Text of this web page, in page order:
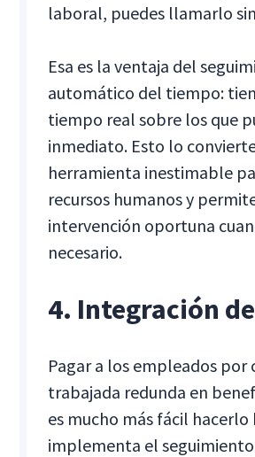
laboral, puedes llamarlo
Esa es la ventaja del
automático del tiempo:
tiempo real sobre los que
inmediato. Esto lo
herramienta inestimable
recursos humanos y
intervención oportuna
necesario.
4. Integración
Pagar a los empleados por
trabajada redunda en
es mucho más fácil hacerlo
implementa el